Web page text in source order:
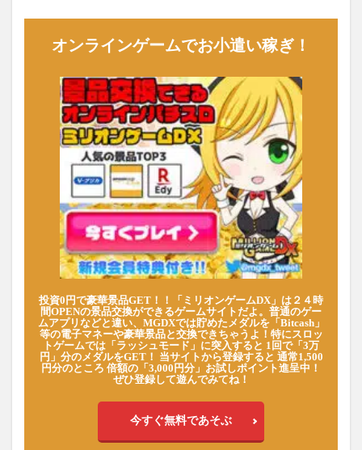
オンラインゲームでお小遣い稼ぎ！
投資0円で豪華景品GET！！「ミリオンゲームDX」は２４時
間OPENの景品交換ができるゲームサイトだよ。普通のゲー
ムアプリなどと違い、MGDXでは貯めたメダルを「Bitcash」
等の電子マネーや豪華景品と交換できちゃうよ！特にスロッ
トゲームでは「ラッシュモード」に突入すると 1回で「3万
円」分のメダルをGET！ 当サイトから登録すると 通常1,500
円分のところ 倍額の「3,000円分」お試しポイント進呈中！
ぜひ登録して遊んでみてね！
今すぐ無料であそぶ